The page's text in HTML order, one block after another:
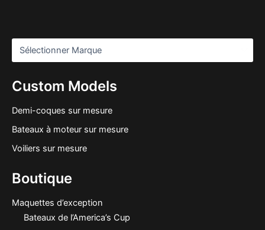
Custom Models
Demi-coques sur mesure
Bateaux à moteur sur mesure
Voiliers sur mesure
Boutique
Maquettes d’exception
Bateaux de l’America’s Cup